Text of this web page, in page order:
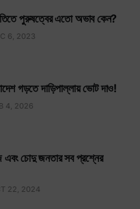
পুরুষত্বের এতো অভাব কেন?
6, 2023
গড়তে দাড়িপাল্লায় ভোট দাও!
4, 2026
এবং চোদু জনতার সব প্রশ্নের
22, 2024